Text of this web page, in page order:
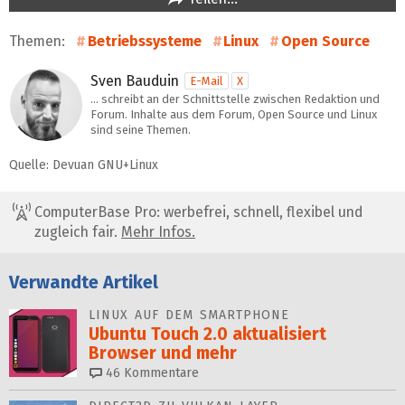
Themen: Betriebssysteme Linux Open Source
Sven Bauduin E-Mail
X
… schreibt an der Schnittstelle zwischen Redaktion und
Forum. Inhalte aus dem Forum, Open Source und Linux
sind seine Themen.
Quelle: Devuan GNU+Linux
ComputerBase Pro: werbefrei, schnell, flexibel und
zugleich fair. Mehr Infos.
Verwandte Artikel
LINUX AUF DEM SMARTPHONE
Ubuntu Touch 2.0 aktualisiert
Browser und mehr
46 Kommentare